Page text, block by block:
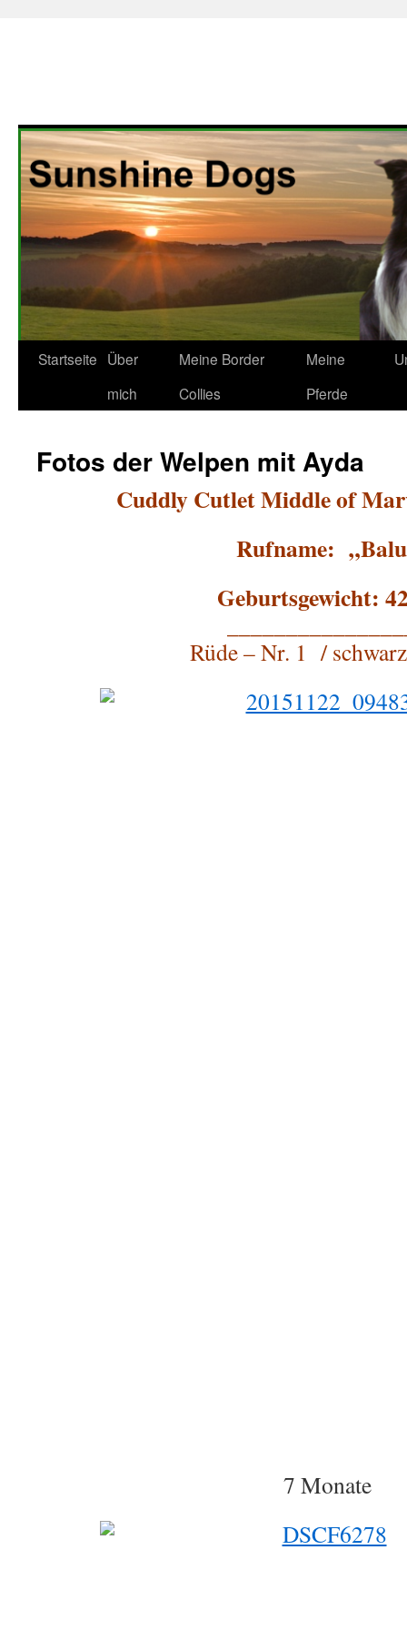
Zum
Startseite Über
mich
Meine Border
Collies
Meine
Pferde
Fotos der Welpen mit Ayda
Cuddly Cutlet Middle of
Rufname:
Geburtsgewicht:
Rüde – Nr. 1 /
7 Monate